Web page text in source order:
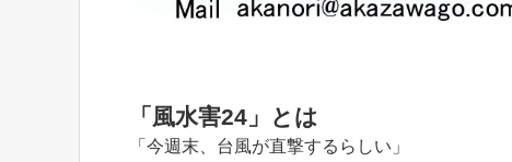
「風水害24」とは
「今週末、台風が直撃するらしい」